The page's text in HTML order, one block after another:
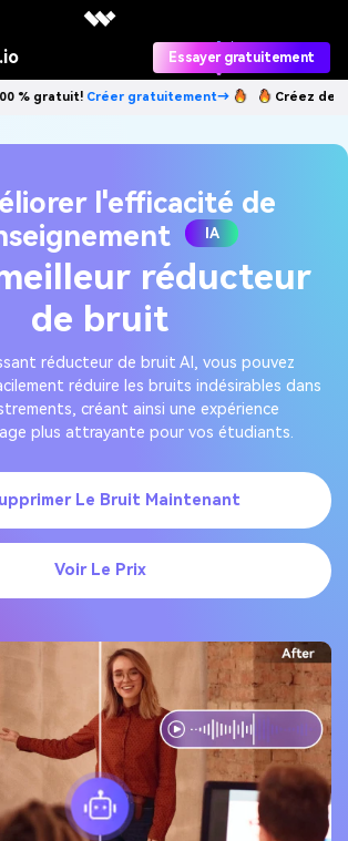
Essayer gratuitement
Créer gratuitement→ Créez des images IA
l'efficacité de
IA
réducteur
de bruit
réducteur de bruit AI, vous pouvez
réduire les bruits indésirables dans
créant ainsi une expérience
plus attrayante pour vos étudiants.
Le Bruit Maintenant
Voir Le Prix